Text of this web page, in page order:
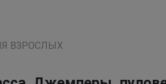
ВЗРОСЛЫХ